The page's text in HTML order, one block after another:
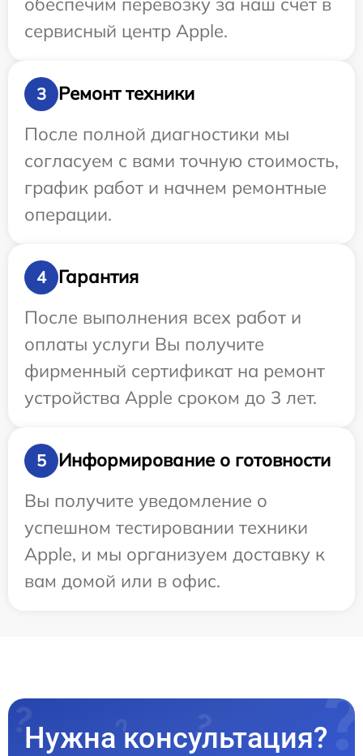
сервисный центр Apple.
3
Ремонт техники
После полной диагностики мы
согласуем с вами точную стоимость,
график работ и начнем ремонтные
операции.
4
Гарантия
После выполнения всех работ и
оплаты услуги Вы получите
фирменный сертификат на ремонт
устройства Apple сроком до 3 лет.
5
Информирование о готовности
Вы получите уведомление о
успешном тестировании техники
Apple, и мы организуем доставку к
вам домой или в офис.
Нужна консультация?